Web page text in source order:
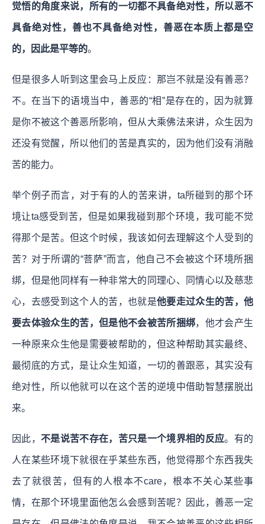
觉悟的角度来说，所有的一切都不具备绝对性，所以恶不
具备绝对性，善也不具备绝对性，善恶在本质上都是空
的，因此是平等的。
但是很多人听到这里会马上反应：那岂不就是没有善恶？
不。在当下的语境当中，善恶的“相”是存在的，因为就算
是你不被这个善恶所影响，但从大乘佛法来讲，众生因为
还没有觉醒，所以他们的苦是真实的，因为他们没有消融
苦的能力。
举个例子而言，对于有的人的苦来讲，ta所碰到的那个环
境让ta感受到苦，但是如果我碰到那个环境，我可能不觉
得那个是苦。但这个时候，我该如何去理解这个人受到的
苦？对于所谓的“菩萨”而言，他自己不会被这个环境所捆
绑，但是他同样有一种非常大的同理心、同情心以及慈悲
心，去感受到这个人的苦，也就是他要走过众生的苦，他
要去体验众生的苦，但是他不会被苦所捆绑，他才会产生
一种原来众生他是需要被帮助的，但这种帮助其实最终、
最彻底的方式，是让众生知道，一切的善跟恶，其实没有
绝对性，所以他就可以在这个苦的逆境中借助智慧摆脱出
来。
因此， 不是说苦不存在，苦只是一个境界相的反应。有的
人在某些环境下就很在乎某些东西，他觉得那个东西我失
去了就很苦，但有的人根本不care，根本不关心某些事
情，在那个环境里面他怎么会感到苦呢？因此，善恶一定